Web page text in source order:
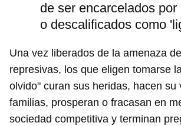
de ser encarcelados
o descalificados como
Una vez liberados de la amenaza
represivas, los que eligen tomarse
olvido" curan sus heridas, hacen su
familias, prosperan o fracasan en
sociedad competitiva y terminan